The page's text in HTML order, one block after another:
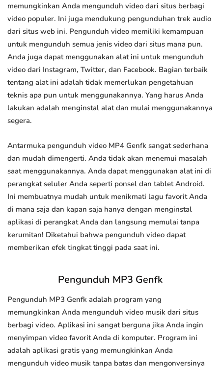
memungkinkan Anda mengunduh video dari situs berbagi
video populer. Ini juga mendukung pengunduhan trek audio
dari situs web ini. Pengunduh video memiliki kemampuan
untuk mengunduh semua jenis video dari situs mana pun.
Anda juga dapat menggunakan alat ini untuk mengunduh
video dari Instagram, Twitter, dan Facebook. Bagian terbaik
tentang alat ini adalah tidak memerlukan pengetahuan
teknis apa pun untuk menggunakannya. Yang harus Anda
lakukan adalah menginstal alat dan mulai menggunakannya
segera.
Antarmuka pengunduh video MP4 Genfk sangat sederhana
dan mudah dimengerti. Anda tidak akan menemui masalah
saat menggunakannya. Anda dapat menggunakan alat ini di
perangkat seluler Anda seperti ponsel dan tablet Android.
Ini membuatnya mudah untuk menikmati lagu favorit Anda
di mana saja dan kapan saja hanya dengan menginstal
aplikasi di perangkat Anda dan langsung memulai tanpa
kerumitan! Diketahui bahwa pengunduh video dapat
memberikan efek tingkat tinggi pada saat ini.
Pengunduh MP3 Genfk
Pengunduh MP3 Genfk adalah program yang
memungkinkan Anda mengunduh video musik dari situs
berbagi video. Aplikasi ini sangat berguna jika Anda ingin
menyimpan video favorit Anda di komputer. Program ini
adalah aplikasi gratis yang memungkinkan Anda
mengunduh video musik tanpa batas dan mengonversinya